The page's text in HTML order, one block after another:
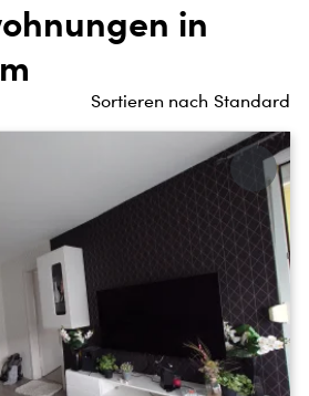
in
Sortieren nach Standard